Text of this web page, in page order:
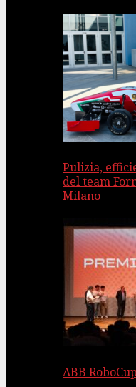
Pulizia,
del team
Milano
ABB